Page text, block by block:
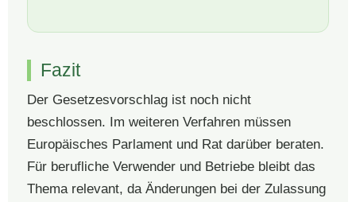
Fazit
Der Gesetzesvorschlag ist noch nicht
beschlossen. Im weiteren Verfahren müssen
Europäisches Parlament und Rat darüber beraten.
Für berufliche Verwender und Betriebe bleibt das
Thema relevant, da Änderungen bei der Zulassung